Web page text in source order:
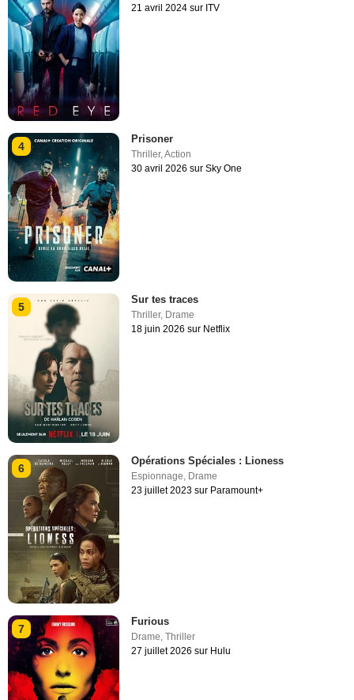
21 avril 2024 sur ITV
4
Prisoner
Thriller,Action
30 avril 2026 sur Sky One
5
Sur tes traces
Thriller, Drame
18 juin 2026 sur Netflix
6
Opérations Spéciales : Lioness
Espionnage Drame
23 juillet 2023 sur Paramount+
7
Furious
Drame,Thriller
27 juillet 2026 sur Hulu